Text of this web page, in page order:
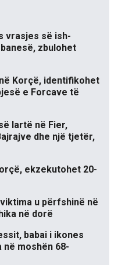
vrasjes së ish-
zbulohet
Korçë, identifikohet
e Forcave të
lartë në Fier,
dhe një tjetër,
ekzekutohet 20-
u përfshinë në
në dorë
babai i ikones
moshën 68-